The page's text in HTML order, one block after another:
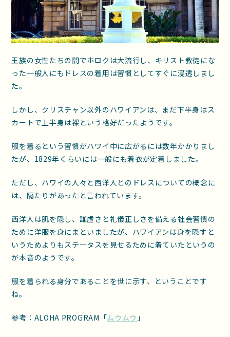
王族の女性たちの間でホロクは大流行し、キリスト教徒にな
った一般人にもドレスの着用は習慣としてすぐに浸透しまし
た。
しかし、クリスチャン以外のハワイアンは、まだ下半身はス
カートで上半身は裸という格好だったようです。
服を着るという習慣がハワイ中に広がるには数年かかりまし
たが、1829年くらいには一般にも着衣が定着しました。
ただし、ハワイの人々と西洋人とのドレスについての概念に
は、隔たりがあったと言われています。
西洋人は肌を隠し、謙虚さと礼儀正しさを備える社会習慣の
ために洋服を身にまといましたが、ハワイアンは身を隠すと
いうためよりもステータスを見せるために着ていたというの
が本音のようです。
服を着られる身分であることを世に示す、ということです
ね。
参考：ALOHA PROGRAM「ムウムウ 」